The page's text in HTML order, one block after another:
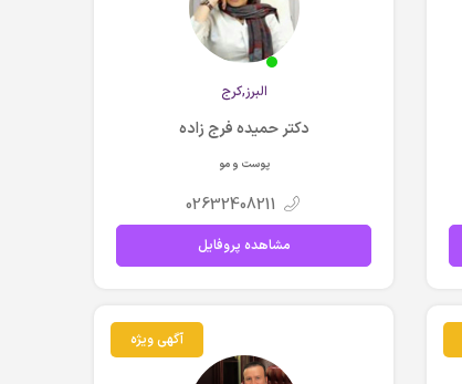
البرز,کرج
دکتر حمیده فرج زاده
پوست و مو
02632408211
مشاهده پروفایل
آگهی ویژه